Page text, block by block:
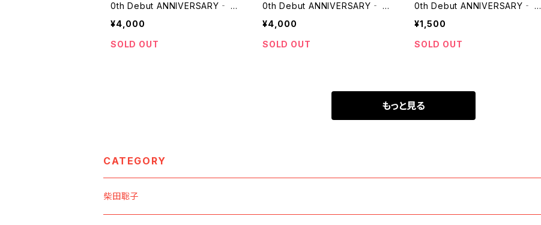
0th Debut ANNIVERSARY‐ a
nd the First China Tour Origin
al T-Shirt【Black】
¥4,000
SOLD OUT
0th Debut ANNIVERSARY‐ a
nd the First China Tour Origin
al T-Shirt【White】
¥4,000
SOLD OUT
0th Debut ANNIVERSARY‐ a
nd the First China Tour Origin
al A2 Poster
¥1,500
SOLD OUT
もっと見る
CATEGORY
柴田聡子